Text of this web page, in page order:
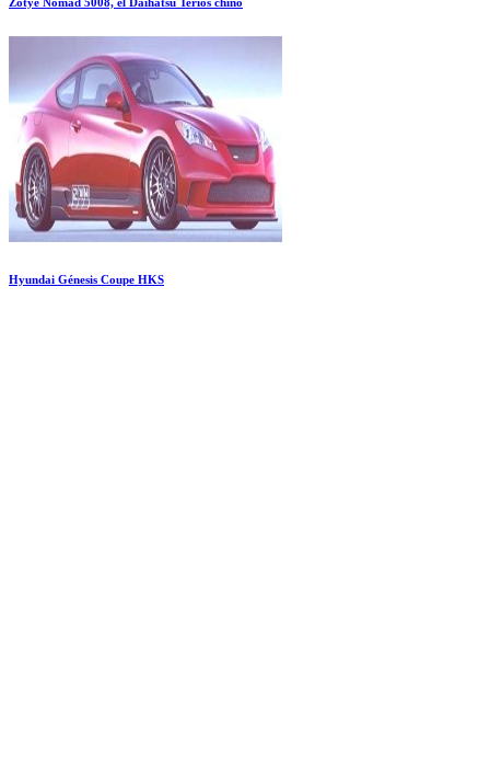
Hyundai Génesis Coupe HKS